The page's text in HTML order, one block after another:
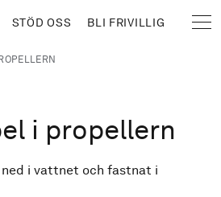
STÖD OSS BLI FRIVILLIG
i propellern
i vattnet och fastnat i